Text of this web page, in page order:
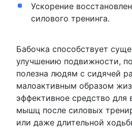
Ускорение
силового тренинга.
Бабочка способствует
улучшению подвижности,
полезна людям с сидячей
малоактивным образом
эффективное средство для
мышц после силовых
или даже длительной